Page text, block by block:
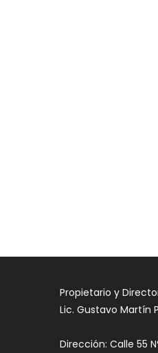
Propietario y
Lic. Gustavo Martín
Dirección: Calle 55